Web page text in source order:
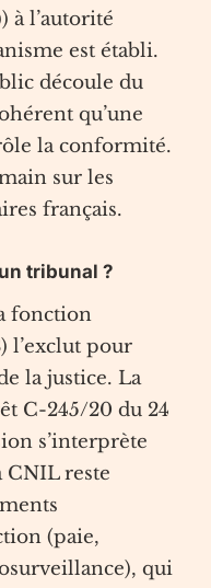
à l’autorité
est établi.
découle du
qu’une
la conformité.
sur les
français.
tribunal ?
fonction
l’exclut pour
la justice. La
C-245/20 du 24
s’interprète
CNIL reste
(paie,
qui